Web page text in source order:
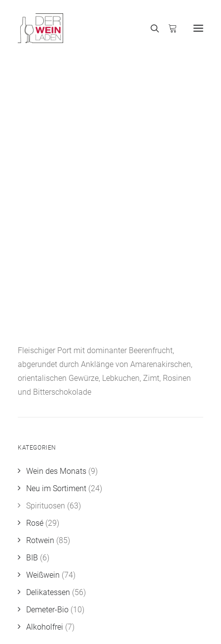
Fleischiger Port mit dominanter Beerenfrucht,
abgerundet durch Anklänge von Amarenakirschen,
orientalischen Gewürze, Lebkuchen, Zimt, Rosinen
und Bitterschokolade
KATEGORIEN
Wein des Monats (9)
Neu im Sortiment (24)
Spirituosen (63)
Rosé (29)
Rotwein (85)
BIB (6)
Weißwein (74)
Delikatessen (56)
Demeter-Bio (10)
Alkoholfrei (7)